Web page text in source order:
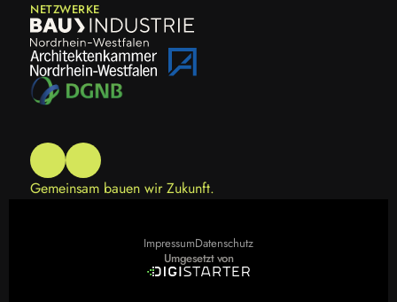
NETZWERKE
Gemeinsam bauen wir Zukunft.
Impressum
Impressum
Datenschutz
Datenschutz
Umgesetzt von